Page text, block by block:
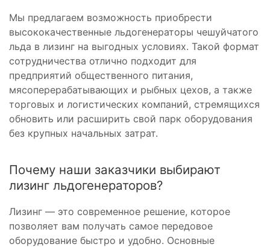
Мы предлагаем возможность приобрести
высококачественные льдогенераторы чешуйчатого
льда в лизинг на выгодных условиях. Такой формат
сотрудничества отлично подходит для
предприятий общественного питания,
мясоперерабатывающих и рыбных цехов, а также
торговых и логистических компаний, стремящихся
обновить или расширить свой парк оборудования
без крупных начальных затрат.
Почему наши заказчики выбирают
лизинг льдогенераторов?
Лизинг — это современное решение, которое
позволяет вам получать самое передовое
оборудование быстро и удобно. Основные